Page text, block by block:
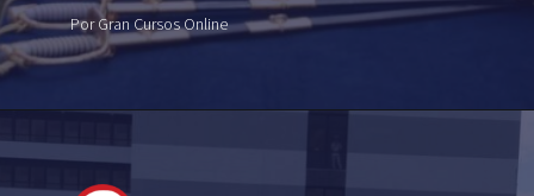
Por Gran Cursos Online